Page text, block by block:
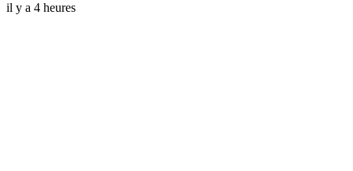
il y a 4 heures